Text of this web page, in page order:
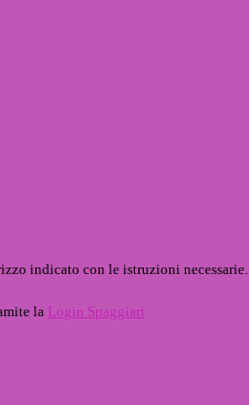
indicato con le istruzioni necessarie.
la Login Spaggiari